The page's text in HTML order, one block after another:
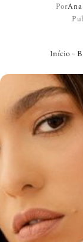
Por
Início »